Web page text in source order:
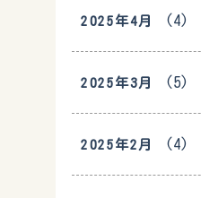
2025年4月 (4)
2025年3月 (5)
2025年2月 (4)